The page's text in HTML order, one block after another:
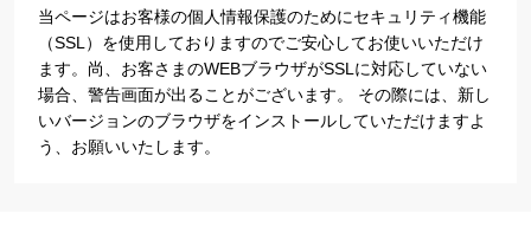
当ページはお客様の個人情報保護のためにセキュリティ機能
（SSL）を使用しておりますのでご安心してお使いいただけ
ます。尚、お客さまのWEBブラウザがSSLに対応していない
場合、警告画面が出ることがございます。 その際には、新し
いバージョンのブラウザをインストールしていただけますよ
う、お願いいたします。